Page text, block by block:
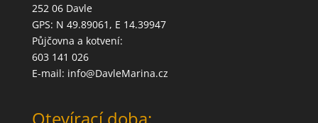
252 06 Davle
GPS: N 49.89061, E 14.39947
Půjčovna a kotvení:
603 141 026
E-mail: info@DavleMarina.cz